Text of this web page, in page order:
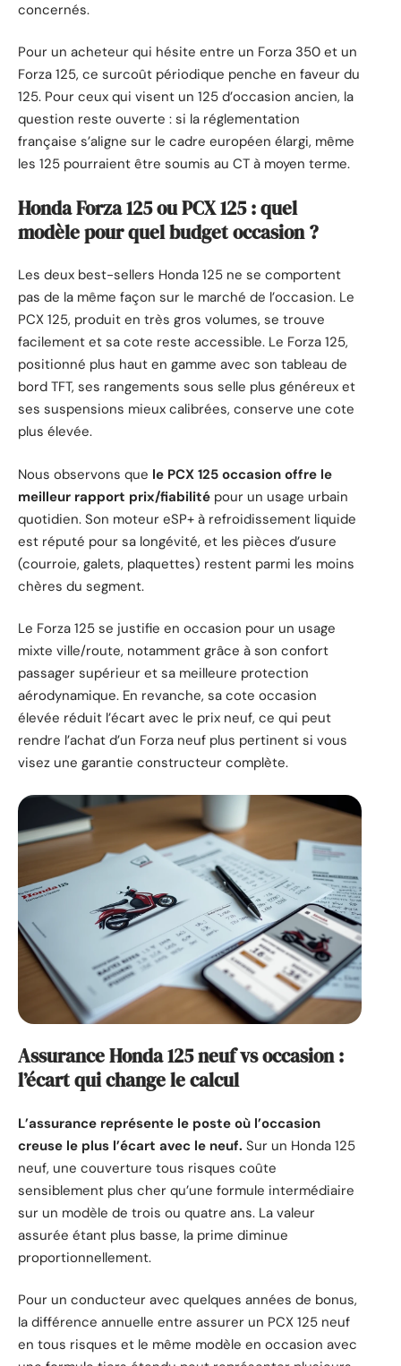
concernés.
Pour un acheteur qui hésite entre un Forza 350 et un
Forza 125, ce surcoût périodique penche en faveur du
125. Pour ceux qui visent un 125 d’occasion ancien, la
question reste ouverte : si la réglementation
française s’aligne sur le cadre européen élargi, même
les 125 pourraient être soumis au CT à moyen terme.
Honda Forza 125 ou PCX 125 : quel
modèle pour quel budget occasion ?
Les deux best-sellers Honda 125 ne se comportent
pas de la même façon sur le marché de l’occasion. Le
PCX 125, produit en très gros volumes, se trouve
facilement et sa cote reste accessible. Le Forza 125,
positionné plus haut en gamme avec son tableau de
bord TFT, ses rangements sous selle plus généreux et
ses suspensions mieux calibrées, conserve une cote
plus élevée.
Nous observons que le PCX 125 occasion offre le
meilleur rapport prix/fiabilité pour un usage urbain
quotidien. Son moteur eSP+ à refroidissement liquide
est réputé pour sa longévité, et les pièces d’usure
(courroie, galets, plaquettes) restent parmi les moins
chères du segment.
Le Forza 125 se justifie en occasion pour un usage
mixte ville/route, notamment grâce à son confort
passager supérieur et sa meilleure protection
aérodynamique. En revanche, sa cote occasion
élevée réduit l’écart avec le prix neuf, ce qui peut
rendre l’achat d’un Forza neuf plus pertinent si vous
visez une garantie constructeur complète.
Assurance Honda 125 neuf vs occasion :
l’écart qui change le calcul
L’assurance représente le poste où l’occasion
creuse le plus l’écart avec le neuf. Sur un Honda 125
neuf, une couverture tous risques coûte
sensiblement plus cher qu’une formule intermédiaire
sur un modèle de trois ou quatre ans. La valeur
assurée étant plus basse, la prime diminue
proportionnellement.
Pour un conducteur avec quelques années de bonus,
la différence annuelle entre assurer un PCX 125 neuf
en tous risques et le même modèle en occasion avec